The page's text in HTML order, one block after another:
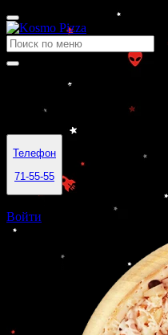
Время работы
10:00-23:59
Телефон
71-55-55
Войти